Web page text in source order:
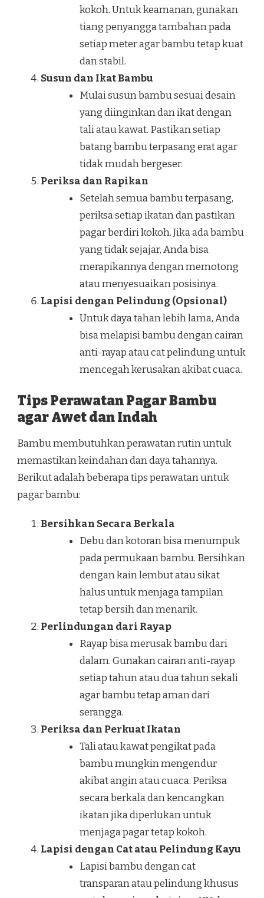
kokoh. Untuk keamanan, gunakan
tiang penyangga tambahan pada
setiap meter agar bambu tetap kuat
dan stabil.
Susun dan Ikat Bambu
Mulai susun bambu sesuai desain
yang diinginkan dan ikat dengan
tali atau kawat. Pastikan setiap
batang bambu terpasang erat agar
tidak mudah bergeser.
Periksa dan Rapikan
Setelah semua bambu terpasang,
periksa setiap ikatan dan pastikan
pagar berdiri kokoh. Jika ada bambu
yang tidak sejajar, Anda bisa
merapikannya dengan memotong
atau menyesuaikan posisinya.
Lapisi dengan Pelindung (Opsional)
Untuk daya tahan lebih lama, Anda
bisa melapisi bambu dengan cairan
anti-rayap atau cat pelindung untuk
mencegah kerusakan akibat cuaca.
Tips Perawatan Pagar Bambu
agar Awet dan Indah
Bambu membutuhkan perawatan rutin untuk
memastikan keindahan dan daya tahannya.
Berikut adalah beberapa tips perawatan untuk
pagar bambu:
Bersihkan Secara Berkala
Debu dan kotoran bisa menumpuk
pada permukaan bambu. Bersihkan
dengan kain lembut atau sikat
halus untuk menjaga tampilan
tetap bersih dan menarik.
Perlindungan dari Rayap
Rayap bisa merusak bambu dari
dalam. Gunakan cairan anti-rayap
setiap tahun atau dua tahun sekali
agar bambu tetap aman dari
serangga.
Periksa dan Perkuat Ikatan
Tali atau kawat pengikat pada
bambu mungkin mengendur
akibat angin atau cuaca. Periksa
secara berkala dan kencangkan
ikatan jika diperlukan untuk
menjaga pagar tetap kokoh.
Lapisi dengan Cat atau Pelindung Kayu
Lapisi bambu dengan cat
transparan atau pelindung khusus